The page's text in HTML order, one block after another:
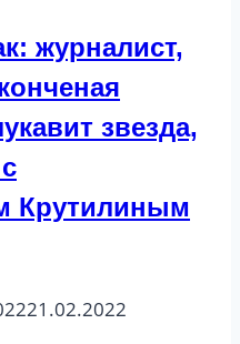
журналист,
звезда,
Крутилиным
21.02.2022